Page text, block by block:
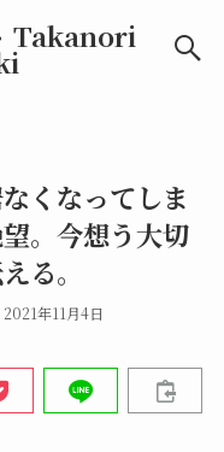
Takanori
くなってしま
。今想う大切
る。
2021年11月4日